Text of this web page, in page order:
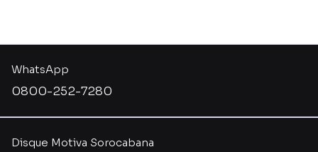
Disque Motiva Sorocabana
WhatsApp
0800-252-7280